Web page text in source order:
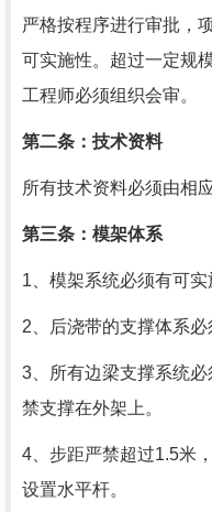
严格按程序进行审批，
可实施性。超过一定规
工程师必须组织会审。
第二条：技术资料
所有技术资料必须由相
第三条：模架体系
1、模架系统必须有可实
2、后浇带的支撑体系必
3、所有边梁支撑系统
禁支撑在外架上。
4、步距严禁超过1.5米
设置水平杆。